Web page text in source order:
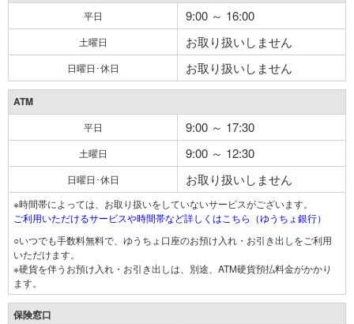
平日 9:00 ～ 16:00
土曜日 お取り扱いしません
日曜日･休日 お取り扱いしません
ATM
平日 9:00 ～ 17:30
土曜日 9:00 ～ 12:30
日曜日･休日 お取り扱いしません
※時間帯によっては、お取り扱いをしていないサービスがございます。
ご利用いただけるサービスや時間帯など詳しくはこちら（ゆうちょ銀行）
○いつでも手数料無料で、ゆうちょ口座のお預け入れ・お引き出しをご利用
いただけます。
※硬貨を伴うお預け入れ・お引き出しは、別途、ATM硬貨預払料金がかかり
ます。
保険窓口